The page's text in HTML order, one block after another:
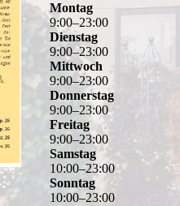
Montag
9:00–23:00
Dienstag
9:00–23:00
Mittwoch
9:00–23:00
Donnerstag
9:00–23:00
Freitag
9:00–23:00
Samstag
10:00–23:00
Sonntag
10:00–23:00